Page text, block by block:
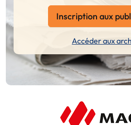
Inscription aux
Accéder aux